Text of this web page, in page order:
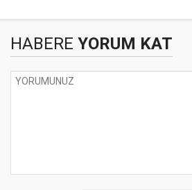
HABERE YORUM KAT